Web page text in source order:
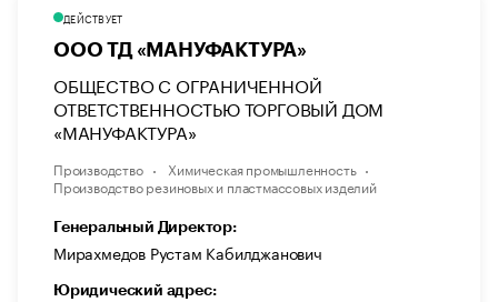
ДЕЙСТВУЕТ
ООО ТД «МАНУФАКТУРА»
ОБЩЕСТВО С ОГРАНИЧЕННОЙ
ОТВЕТСТВЕННОСТЬЮ ТОРГОВЫЙ ДОМ
«МАНУФАКТУРА»
Производство
Химическая промышленность
Производство резиновых и пластмассовых изделий
Генеральный Директор:
Мирахмедов Рустам Кабилджанович
Юридический адрес: